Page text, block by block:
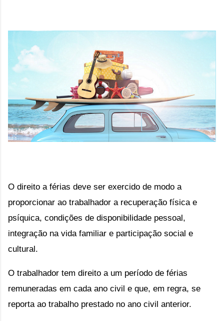
O direito a férias deve ser exercido de modo a
proporcionar ao trabalhador a recuperação física e
psíquica, condições de disponibilidade pessoal,
integração na vida familiar e participação social e
cultural.
O trabalhador tem direito a um período de férias
remuneradas em cada ano civil e que, em regra, se
reporta ao trabalho prestado no ano civil anterior.